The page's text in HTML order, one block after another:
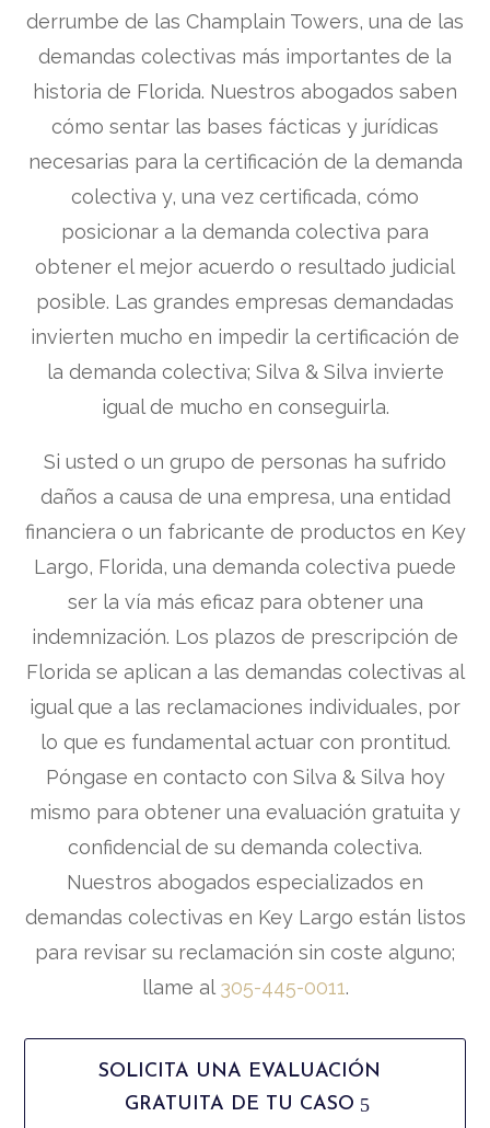
derrumbe de las Champlain Towers, una de las
demandas colectivas más importantes de la
historia de Florida. Nuestros abogados saben
cómo sentar las bases fácticas y jurídicas
necesarias para la certificación de la demanda
colectiva y, una vez certificada, cómo
posicionar a la demanda colectiva para
obtener el mejor acuerdo o resultado judicial
posible. Las grandes empresas demandadas
invierten mucho en impedir la certificación de
la demanda colectiva; Silva & Silva invierte
igual de mucho en conseguirla.
Si usted o un grupo de personas ha sufrido
daños a causa de una empresa, una entidad
financiera o un fabricante de productos en Key
Largo, Florida, una demanda colectiva puede
ser la vía más eficaz para obtener una
indemnización. Los plazos de prescripción de
Florida se aplican a las demandas colectivas al
igual que a las reclamaciones individuales, por
lo que es fundamental actuar con prontitud.
Póngase en contacto con Silva & Silva hoy
mismo para obtener una evaluación gratuita y
confidencial de su demanda colectiva.
Nuestros abogados especializados en
demandas colectivas en Key Largo están listos
para revisar su reclamación sin coste alguno;
llame al 305-445-0011.
SOLICITA UNA EVALUACIÓN
GRATUITA DE TU CASO